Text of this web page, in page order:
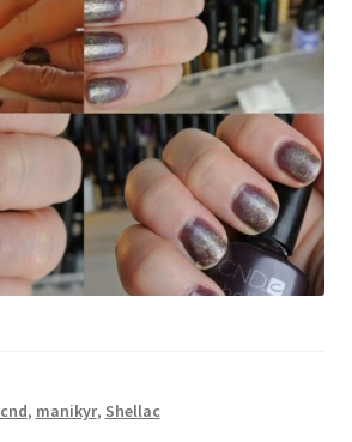
cnd, manikyr, Shellac